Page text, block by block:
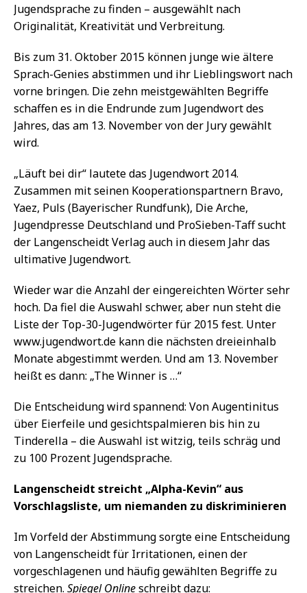
Jugendsprache zu finden – ausgewählt nach
Originalität, Kreativität und Verbreitung.
Bis zum 31. Oktober 2015 können junge wie ältere
Sprach-Genies abstimmen und ihr Lieblingswort nach
vorne bringen. Die zehn meistgewählten Begriffe
schaffen es in die Endrunde zum Jugendwort des
Jahres, das am 13. November von der Jury gewählt
wird.
„Läuft bei dir“ lautete das Jugendwort 2014.
Zusammen mit seinen Kooperationspartnern Bravo,
Yaez, Puls (Bayerischer Rundfunk), Die Arche,
Jugendpresse Deutschland und ProSieben-Taff sucht
der Langenscheidt Verlag auch in diesem Jahr das
ultimative Jugendwort.
Wieder war die Anzahl der eingereichten Wörter sehr
hoch. Da fiel die Auswahl schwer, aber nun steht die
Liste der Top-30-Jugendwörter für 2015 fest. Unter
www.jugendwort.de kann die nächsten dreieinhalb
Monate abgestimmt werden. Und am 13. November
heißt es dann: „The Winner is …“
Die Entscheidung wird spannend: Von Augentinitus
über Eierfeile und gesichtspalmieren bis hin zu
Tinderella – die Auswahl ist witzig, teils schräg und
zu 100 Prozent Jugendsprache.
Langenscheidt streicht „Alpha-Kevin“ aus
Vorschlagsliste, um niemanden zu diskriminieren
Im Vorfeld der Abstimmung sorgte eine Entscheidung
von Langenscheidt für Irritationen, einen der
vorgeschlagenen und häufig gewählten Begriffe zu
streichen. Spiegel Onlineschreibt dazu: